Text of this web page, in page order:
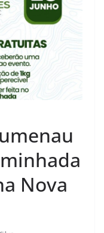
Nova